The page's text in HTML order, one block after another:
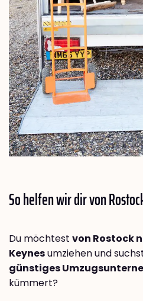
So helfen wir dir von
Du möchtest von Rostock
Keynesumziehen und
günstiges
kümmert?